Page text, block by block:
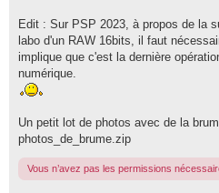
Edit : Sur PSP 2023, à propos de la
labo d'un RAW 16bits, il faut
implique que c'est la dernière
numérique.
Un petit lot de photos avec de la
photos_de_brume.zip
Vous n’avez pas les permissions